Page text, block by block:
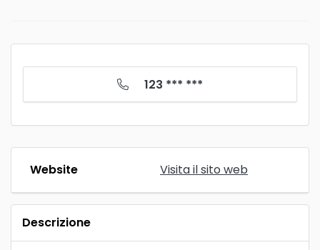
123 *** ***
Website Visita il sito web
Descrizione